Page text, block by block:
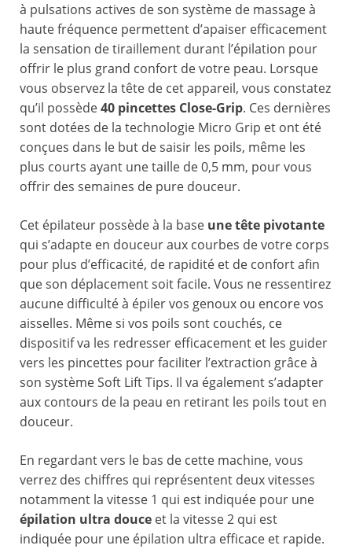
à pulsations actives de son système de massage à
haute fréquence permettent d’apaiser efficacement
la sensation de tiraillement durant l’épilation pour
offrir le plus grand confort de votre peau. Lorsque
vous observez la tête de cet appareil, vous constatez
qu’il possède40 pincettes Close-Grip. Ces dernières
sont dotées de la technologie Micro Grip et ont été
conçues dans le but de saisir les poils, même les
plus courts ayant une taille de 0,5 mm, pour vous
offrir des semaines de pure douceur.
Cet épilateur possède à la base une tête pivotante
qui s’adapte en douceur aux courbes de votre corps
pour plus d’efficacité, de rapidité et de confort afin
que son déplacement soit facile. Vous ne ressentirez
aucune difficulté à épiler vos genoux ou encore vos
aisselles. Même si vos poils sont couchés, ce
dispositif va les redresser efficacement et les guider
vers les pincettes pour faciliter l’extraction grâce à
son système Soft Lift Tips. Il va également s’adapter
aux contours de la peau en retirant les poils tout en
douceur.
En regardant vers le bas de cette machine, vous
verrez des chiffres qui représentent deux vitesses
notamment la vitesse 1 qui est indiquée pour une
épilation ultra douce et la vitesse 2 qui est
indiquée pour une épilation ultra efficace et rapide.